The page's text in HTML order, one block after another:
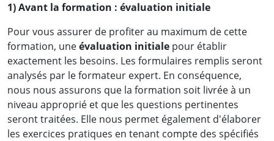
1) Avant la formation : évaluation initiale
Pour vous assurer de profiter au maximum de cette
formation, uneévaluation initiale pour établir
exactement les besoins. Les formulaires remplis seront
analysés par le formateur expert. En conséquence,
nous nous assurons que la formation soit livrée à un
niveau approprié et que les questions pertinentes
seront traitées. Elle nous permet également d'élaborer
les exercices pratiques en tenant compte des spécifiés